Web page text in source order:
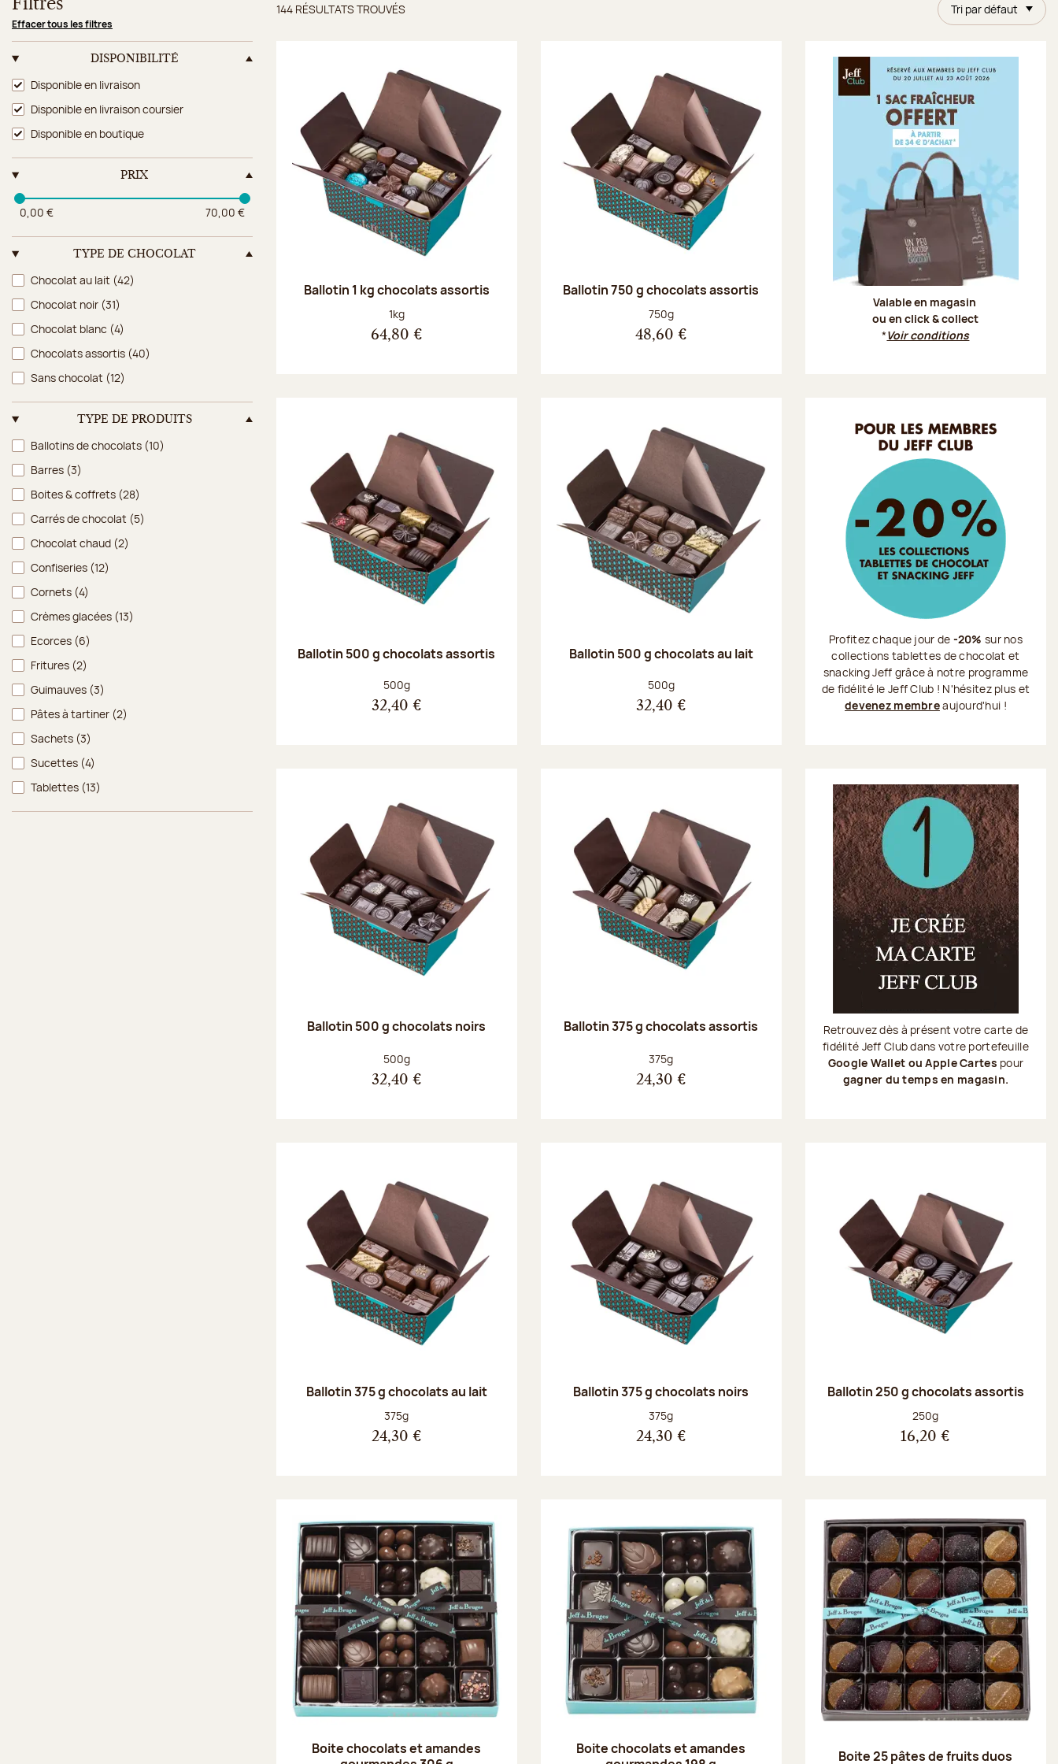
Filtres
Effacer tous les filtres
DISPONIBILITÉ
Disponibilité
Disponible en livraison
Disponible en livraison coursier
Disponible en boutique
PRIX
0,00 € 70,00 €
TYPE DE CHOCOLAT
Type de chocolat
Chocolat au lait (42)
Chocolat noir (31)
Chocolat blanc (4)
Chocolats assortis (40)
Sans chocolat (12)
TYPE DE PRODUITS
Type de produits
Ballotins de chocolats (10)
Barres (3)
Boites & coffrets (28)
Carrés de chocolat (5)
Chocolat chaud (2)
Confiseries (12)
Cornets (4)
Crèmes glacées (13)
Ecorces (6)
Fritures (2)
Guimauves (3)
Pâtes à tartiner (2)
Sachets (3)
Sucettes (4)
Tablettes (13)
Tri par défaut
Résultats trouvés
144 RÉSULTATS TROUVÉS
Ballotin 1 kg chocolats assortis
Poids net :
1kg
64,80 €
Ballotin 750 g chocolats assortis
Poids net :
750g
48,60 €
Valable en magasin
ou en click & collect
*Voir conditions
Ballotin 500 g chocolats assortis
Poids net :
500g
32,40 €
Ballotin 500 g chocolats au lait
Poids net :
500g
32,40 €
Profitez chaque jour de -20% sur nos
collections tablettes de chocolat et
snacking Jeff grâce à notre programme
de fidélité le Jeff Club ! N'hésitez plus et
devenez membreaujourd'hui !
Ballotin 500 g chocolats noirs
Poids net :
500g
32,40 €
Ballotin 375 g chocolats assortis
Poids net :
375g
24,30 €
Retrouvez dès à présent votre carte de
fidélité Jeff Club dans votre portefeuille
Google Wallet ou Apple Cartes pour
gagner du temps en magasin.
Ballotin 375 g chocolats au lait
Poids net :
375g
24,30 €
Ballotin 375 g chocolats noirs
Poids net :
375g
24,30 €
Ballotin 250 g chocolats assortis
Poids net :
250g
16,20 €
Boite chocolats et amandes
Boite chocolats et amandes
Boite 25 pâtes de fruits duos